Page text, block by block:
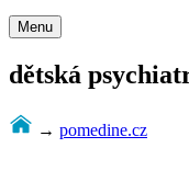
Menu
dětská
→ pomedine.cz